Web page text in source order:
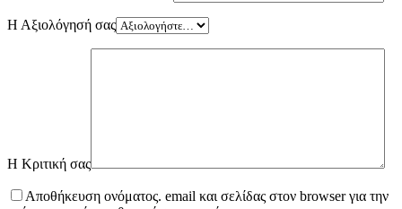
Η Αξιολόγησή σας
Η Κριτική σας
Αποθήκευση ονόματος. email και σελίδας στον browser για την